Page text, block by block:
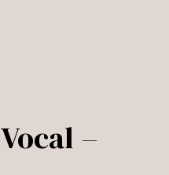
Vocal –